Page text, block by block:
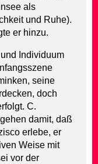
als
und Ruhe).
er hinzu.
Individuum
seine
doch
C.
damit, daß
erlebe, er
Weise mit
vor der